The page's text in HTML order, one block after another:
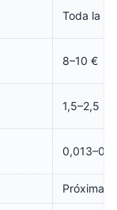
Toda la
8–10 €
1,5–2,5
Próxima